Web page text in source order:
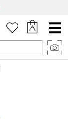
Menu
główne